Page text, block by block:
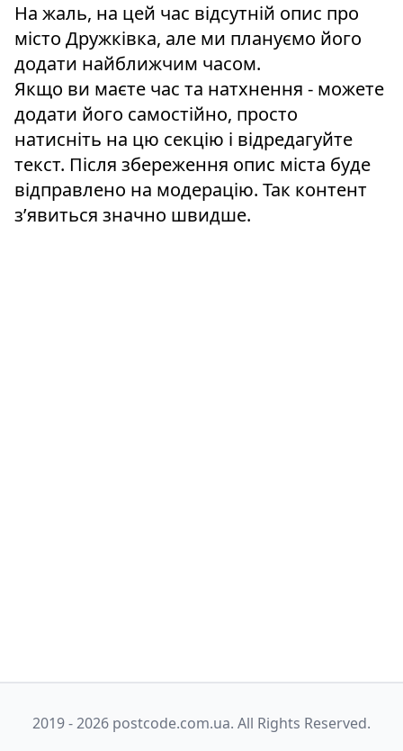
На жаль, на цей час відсутній опис про
місто Дружківка, але ми плануємо його
додати найближчим часом.
Якщо ви маєте час та натхнення - можете
додати його самостійно, просто
натисніть на цю секцію і відредагуйте
текст. Після збереження опис міста буде
відправлено на модерацію. Так контент
зʼявиться значно швидше.
2019 - 2026 postcode.com.ua. All Rights Reserved.